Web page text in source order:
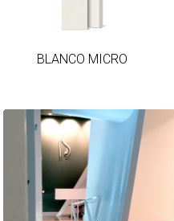
MICRO
BLANCO MICRO